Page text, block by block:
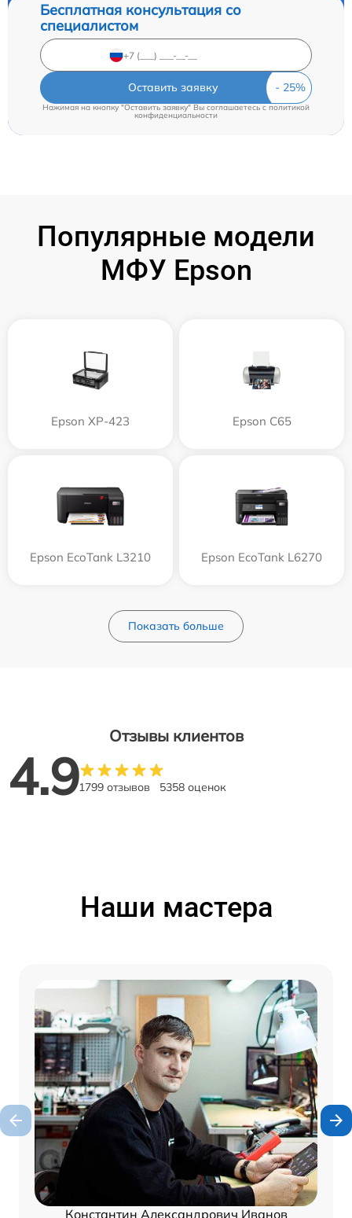
Бесплатная консультация со
специалистом
Оставить заявку
Нажимая на кнопку "Оставить заявку" Вы соглашаетесь cполитикой
конфиденциальности
Популярные модели
МФУ Epson
Epson XP-423 Epson C65
Epson EcoTank L3210 Epson EcoTank L6270
Показать больше
Отзывы клиентов
4.91799 отзывов 5358 оценок
Наши мастера
Константин Александрович Иванов